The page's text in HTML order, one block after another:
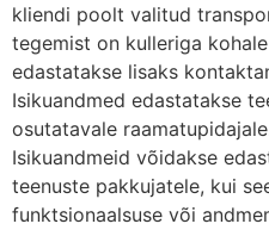
kliendi poolt valitud
tegemist on kulleriga
edastatakse lisaks
Isikuandmed edastatakse
osutatavale
Isikuandmeid võidakse
teenuste pakkujatele, kui
funktsionaalsuse või